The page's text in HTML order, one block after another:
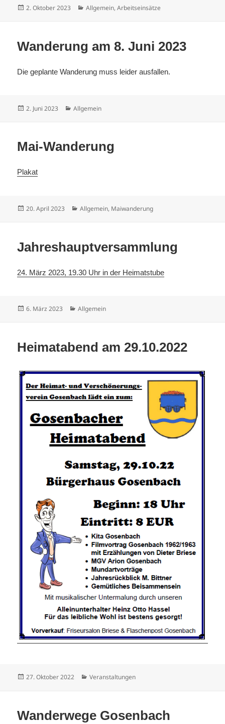
Veröffentlicht
2. Oktober 2023 Kategorien
Allgemein,Arbeitseinsätze
Wanderung am 8. Juni 2023
Die geplante Wanderung muss leider ausfallen.
Veröffentlicht
2. Juni 2023 Kategorien
Allgemein
Mai-Wanderung
Plakat
Veröffentlicht
20. April 2023 Kategorien
Allgemein, Maiwanderung
Jahreshauptversammlung
24. März 2023, 19.30 Uhr in der Heimatstube
Veröffentlicht
6. März 2023 Kategorien
Allgemein
Heimatabend am 29.10.2022
Veröffentlicht
27. Oktober 2022 Kategorien
Veranstaltungen
Wanderwege Gosenbach